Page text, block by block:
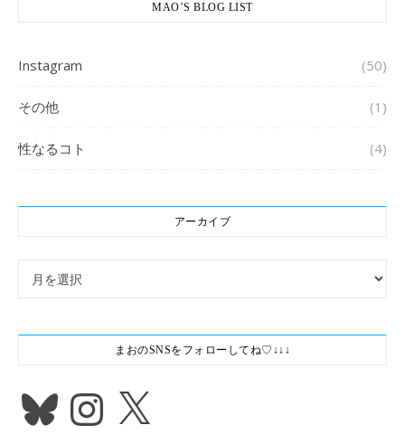
MAO’S BLOG LIST
Instagram (50)
その他 (1)
性なるコト (4)
アーカイブ
アーカイブ
まおのSNSをフォローしてね♡↓↓↓
BlueskyInstagram
X